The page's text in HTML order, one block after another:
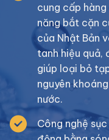
cung cấp
năng bắt cặn
của Nhật Bản
tanh hiệu quả,
giúp loại bỏ
nguyên
nước.
Công nghệ